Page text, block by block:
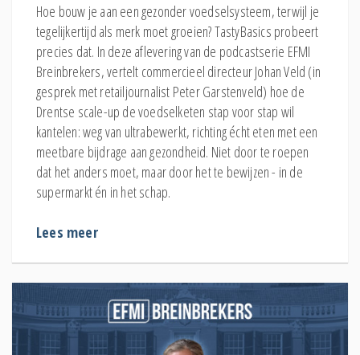
Hoe bouw je aan een gezonder voedselsysteem, terwijl je
tegelijkertijd als merk moet groeien? TastyBasics probeert
precies dat. In deze aflevering van de podcastserie ⁠⁠EFMI
Breinbrekers⁠⁠, vertelt commercieel directeur Johan Veld (in
gesprek met retailjournalist Peter Garstenveld) hoe de
Drentse scale-up de voedselketen stap voor stap wil
kantelen: weg van ultrabewerkt, richting écht eten met een
meetbare bijdrage aan gezondheid. Niet door te roepen
dat het anders moet, maar door het te bewijzen - in de
supermarkt én in het schap.
Lees meer